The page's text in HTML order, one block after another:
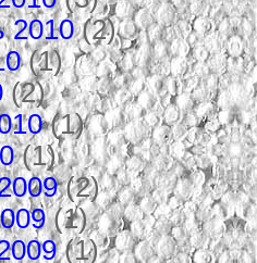
2010(2)
(1)
(2)
(1)
(1)
(2)
(1)
(1)